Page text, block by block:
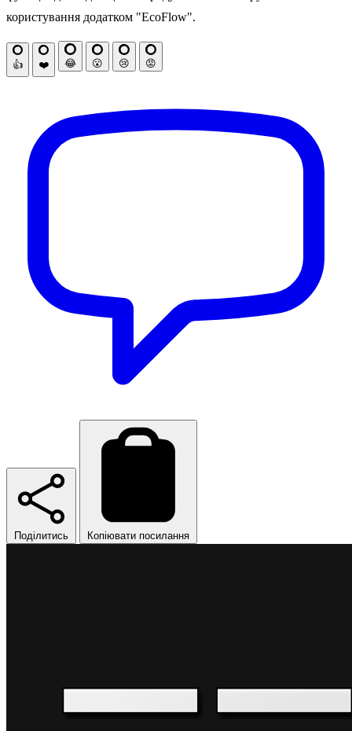
користування додатком "EcoFlow".
👍 ❤️ 😂 😮 😢 😡
Поділитись Копіювати посилання